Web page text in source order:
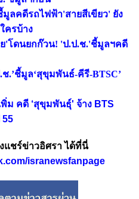
ลคดีรถไฟฟ้า'สายสีเขียว' ยัง
ครบ้าง
'โดนยกก๊วน! 'ป.ป.ช.'ชี้มูลฯคดี
.’ชี้มูล‘สุขุมพันธ์-คีรี-BTSC’
ม คดี ‘สุขุมพันธุ์' จ้าง BTS
55
แชร์ข่าวอิศรา ได้ที่นี่
isranewsfanpage